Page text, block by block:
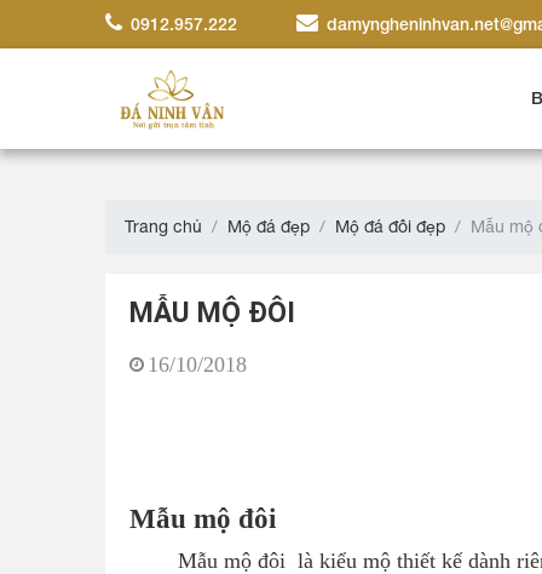
0912.957.222
Trang chủ Mộ đá đẹp Mộ đá đôi đẹp Mẫu mộ
MẪU MỘ ĐÔI
16/10/2018
Mẫu mộ đôi
Mẫu mộ đôi là kiểu mộ thiết kế dành